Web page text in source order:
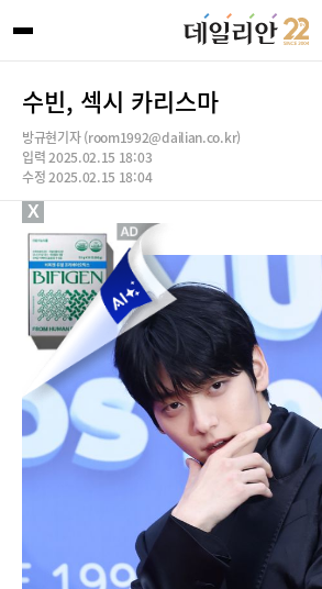
수빈, 섹시 카리스마
방규현기자 (room1992@dailian.co.kr)
입력 2025.02.15 18:03
수정 2025.02.15 18:04
X